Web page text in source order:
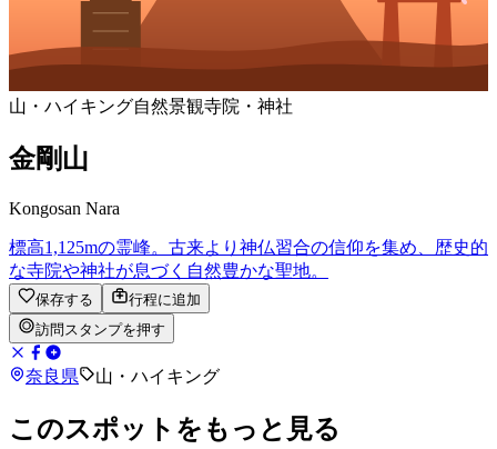
山・ハイキング自然景観寺院・神社
金剛山
Kongosan Nara
標高1,125mの霊峰。古来より神仏習合の信仰を集め、歴史的
な寺院や神社が息づく自然豊かな聖地。
保存する
行程に追加
訪問スタンプを押す
奈良県 山・ハイキング
このスポットをもっと見る